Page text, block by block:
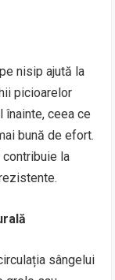
nisip ajută la
picioarelor
înainte, ceea ce
bună de efort.
contribuie la
sângelui